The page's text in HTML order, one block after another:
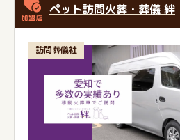
ペット訪問火葬・葬儀 絆
訪問葬儀社